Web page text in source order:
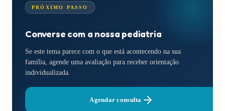
PRÓXIMO PASSO
Converse com a nossa pediatria
Se este tema parece com o que está acontecendo na sua
família, agende uma avaliação para receber orientação
individualizada.
Agendar consulta